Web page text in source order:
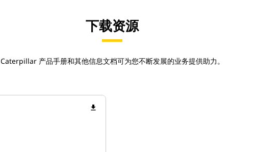
下载资源
Caterpillar 产品手册和其他信息文档可为您不断发展的业务提供助力。
file_download